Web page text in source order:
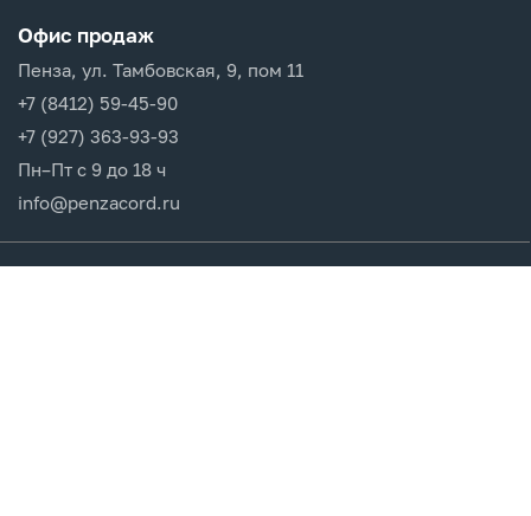
Офис продаж
Пенза, ул. Тамбовская, 9, пом 11
+7 (8412) 59-45-90
+7 (927) 363-93-93
Пн–Пт с 9 до 18 ч
info@penzacord.ru
Производители